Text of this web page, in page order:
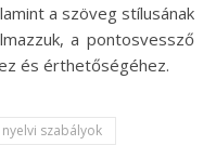
a szöveg stílusának
a pontosvessző
és érthetőségéhez.
nyelvi szabályok